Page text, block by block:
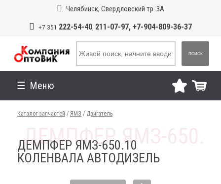
Челябинск, Свердловский тр. 3А
+7 351 222-54-40, 211-07-97, +7-904-809-36-37
ПОИСК
Меню
Каталог запчастей / ЯМЗ / Двигатель
ДЕМПФЕР ЯМЗ-650.10
КОЛЕНВАЛА АВТОДИЗЕЛЬ